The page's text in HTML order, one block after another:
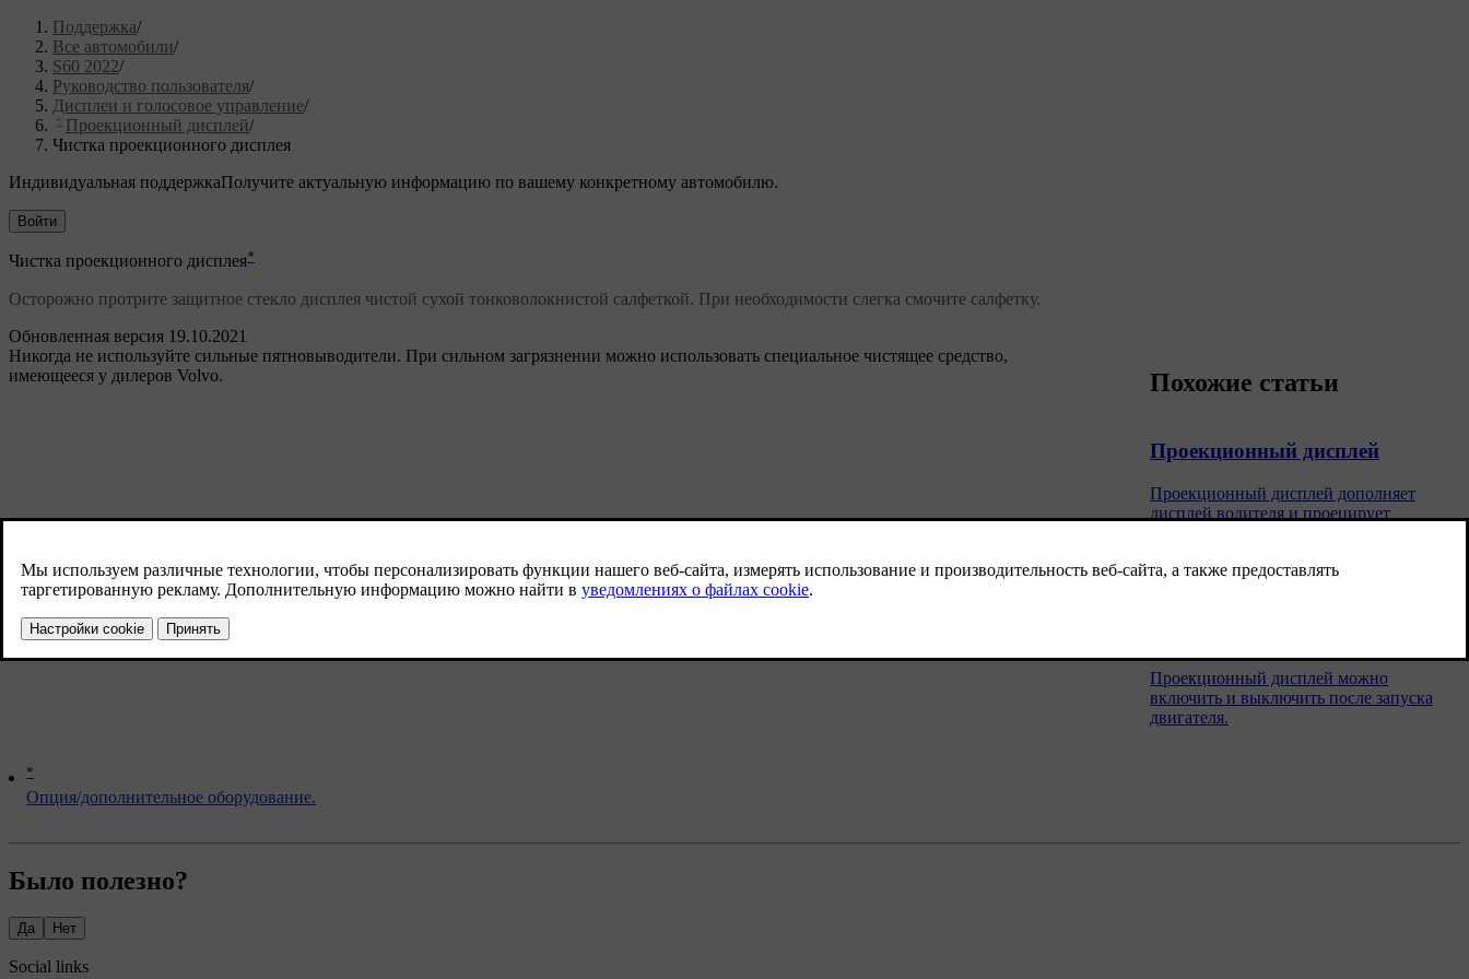
Поддержка/
Все автомобили/
S60 2022/
Руководство пользователя/
Дисплеи и голосовое управление/
Проекционный дисплей/
Чистка проекционного дисплея
Индивидуальная поддержкаПолучите актуальную информацию по вашему конкретному автомобилю.
Войти
Обновленная версия 19.10.2021
Чистка проекционного дисплея*
Осторожно протрите защитное стекло дисплея чистой сухой тонковолокнистой салфеткой. При необходимости слегка смочите салфетку.
Никогда не используйте сильные пятновыводители. При сильном загрязнении можно использовать специальное чистящее средство,
имеющееся у дилеров Volvo.
*
Опция/дополнительное оборудование.
Похожие статьи
Проекционный дисплей
Проекционный дисплей дополняет
дисплей водителя и проецирует
изображение можно увидеть только с
Проекционный дисплей можно
включить и выключить после запуска
двигателя.
Было полезно?
Да Нет